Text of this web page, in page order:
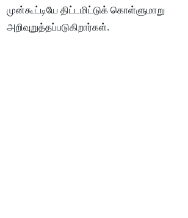
முன்கூட்டியே திட்டமிட்டுக் கொள்ளுமாறு
அறிவுறுத்தப்படுகிறார்கள்.